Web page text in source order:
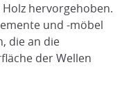
hervorgehoben.
und -möbel
die an die
der Wellen